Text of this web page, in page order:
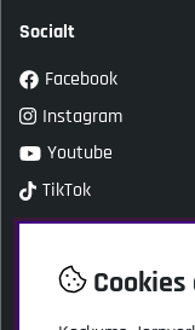
Socialt
Facebook
Instagram
Youtube
TikTok
Kundtjänst